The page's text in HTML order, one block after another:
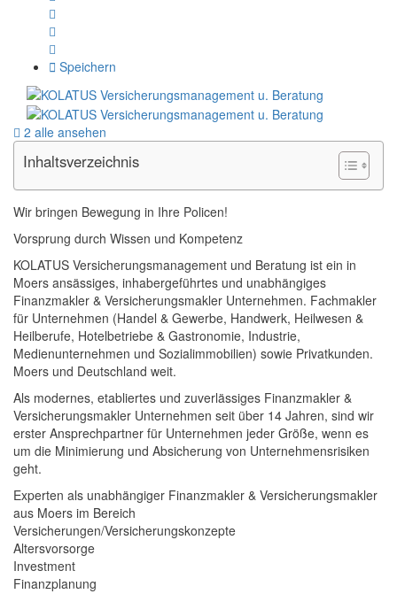
Speichern
2 alle ansehen
Inhaltsverzeichnis
Wir bringen Bewegung in Ihre Policen!
Vorsprung durch Wissen und Kompetenz
KOLATUS Versicherungsmanagement und Beratung ist ein in
Moers ansässiges, inhabergeführtes und unabhängiges
Finanzmakler & Versicherungsmakler Unternehmen. Fachmakler
für Unternehmen (Handel & Gewerbe, Handwerk, Heilwesen &
Heilberufe, Hotelbetriebe & Gastronomie, Industrie,
Medienunternehmen und Sozialimmobilien) sowie Privatkunden.
Moers und Deutschland weit.
Als modernes, etabliertes und zuverlässiges Finanzmakler &
Versicherungsmakler Unternehmen seit über 14 Jahren, sind wir
erster Ansprechpartner für Unternehmen jeder Größe, wenn es
um die Minimierung und Absicherung von Unternehmensrisiken
geht.
Experten als unabhängiger Finanzmakler & Versicherungsmakler
aus Moers im Bereich
Versicherungen/Versicherungskonzepte
Altersvorsorge
Investment
Finanzplanung